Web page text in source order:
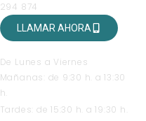
294 874
LLAMAR AHORA
De Lunes a Viernes
Mañanas: de 9:30 h. a 13:30
h.
Tardes: de 15:30 h. a 19:30 h.